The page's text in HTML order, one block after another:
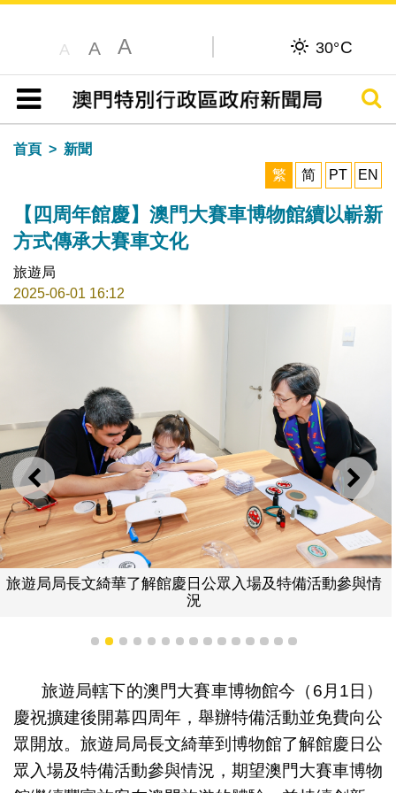
A A A 30°C
目錄
搜尋
首頁
新聞
繁
简 PT EN
【四周年館慶】澳門大賽車博物館續以嶄新
方式傳承大賽車文化
旅遊局
2025-06-01 16:12
上一則 下一
旅遊局局長文綺華了解館慶日公眾入場及特備活動參與情
況
1 2 3 4 5 6 7 8 9 101112131415
旅遊局轄下的澳門大賽車博物館今（6月1日）
慶祝擴建後開幕四周年，舉辦特備活動並免費向公
眾開放。旅遊局局長文綺華到博物館了解館慶日公
眾入場及特備活動參與情況，期望澳門大賽車博物